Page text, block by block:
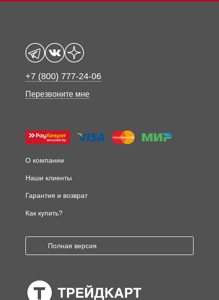
+7 (800) 777-24-06
Перезвоните мне
О компании
Наши клиенты
Гарантия и возврат
Как купить?
Полная версия